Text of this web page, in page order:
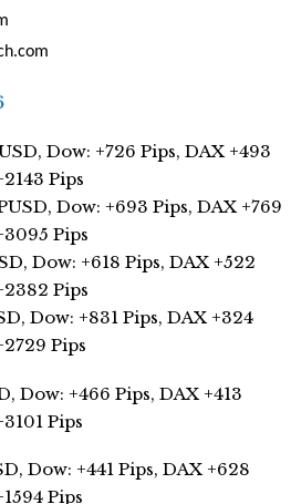
Dow: +726 Pips, DAX +493
Pips
Dow: +693 Pips, DAX +769
Pips
Dow: +618 Pips, DAX +522
Pips
Dow: +831 Pips, DAX +324
Pips
Dow: +466 Pips, DAX +413
Pips
Dow: +441 Pips, DAX +628
Pips